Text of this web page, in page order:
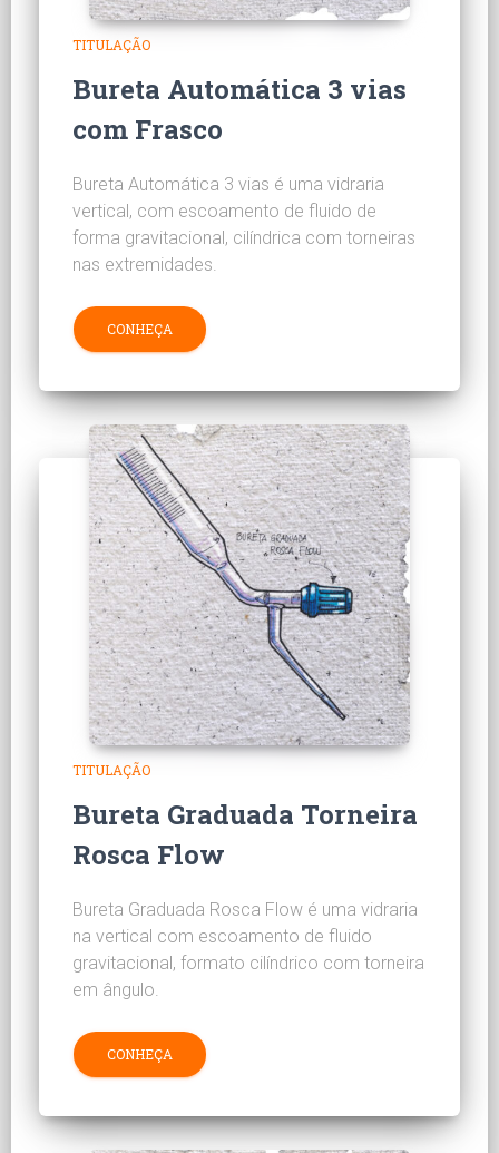
TITULAÇÃO
Bureta Automática 3 vias
com Frasco
Bureta Automática 3 vias é uma vidraria
vertical, com escoamento de fluido de
forma gravitacional, cilíndrica com torneiras
nas extremidades.
CONHEÇA
TITULAÇÃO
Bureta Graduada Torneira
Rosca Flow
Bureta Graduada Rosca Flow é uma vidraria
na vertical com escoamento de fluido
gravitacional, formato cilíndrico com torneira
em ângulo.
CONHEÇA